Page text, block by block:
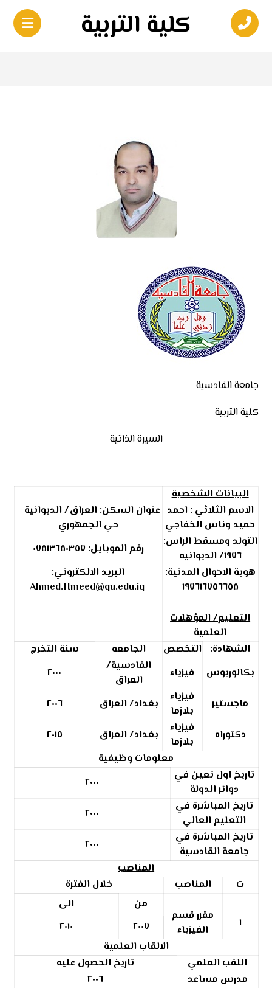
كلية التربية
جامعة القادسية
كلية التربية
السيرة الذاتية
البيانات الشخصية
الاسم الثلاثي : احمد
حميد وناس الخفاجي
عنوان السكن: العراق/ الديوانية –
حي الجمهوري
التولد ومسقط الراس:
١٩٧٦/ الديوانيه
رقم الموبايل: ٠٧٨١٣٦٨٠٣٥٧
هوية الاحوال المدنية:
١٩٧٦١٦٧٥٦٦٥٨
البريد الالكتروني:
Ahmed.Hmeed@qu.edu.iq
التعليم/ المؤهلات
العلمية
الشهادة:
التخصص الجامعه
سنة التخرج
بكالوريوس
فيزياء
القادسية/
العراق
٢٠٠٠
ماجستير
فيزياء
بلازما
بغداد/ العراق ٢٠٠٦
دكتوراه
فيزياء
بلازما
بغداد/ العراق
٢٠١٥
معلومات وظيفية
تاريخ اول تعين في
دوائر الدولة
٢٠٠٠
تاريخ المباشرة في
التعليم العالي
٢٠٠٠
تاريخ المباشرة في
جامعة القادسية
٢٠٠٠
المناصب
ت
المناصب خلال الفترة
١
مقرر قسم
الفيزياء
من
الى
٢٠٠٧
٢٠١٠
الالقاب العلمية
اللقب العلمي
تاريخ الحصول عليه
مدرس مساعد
٢٠٠٦